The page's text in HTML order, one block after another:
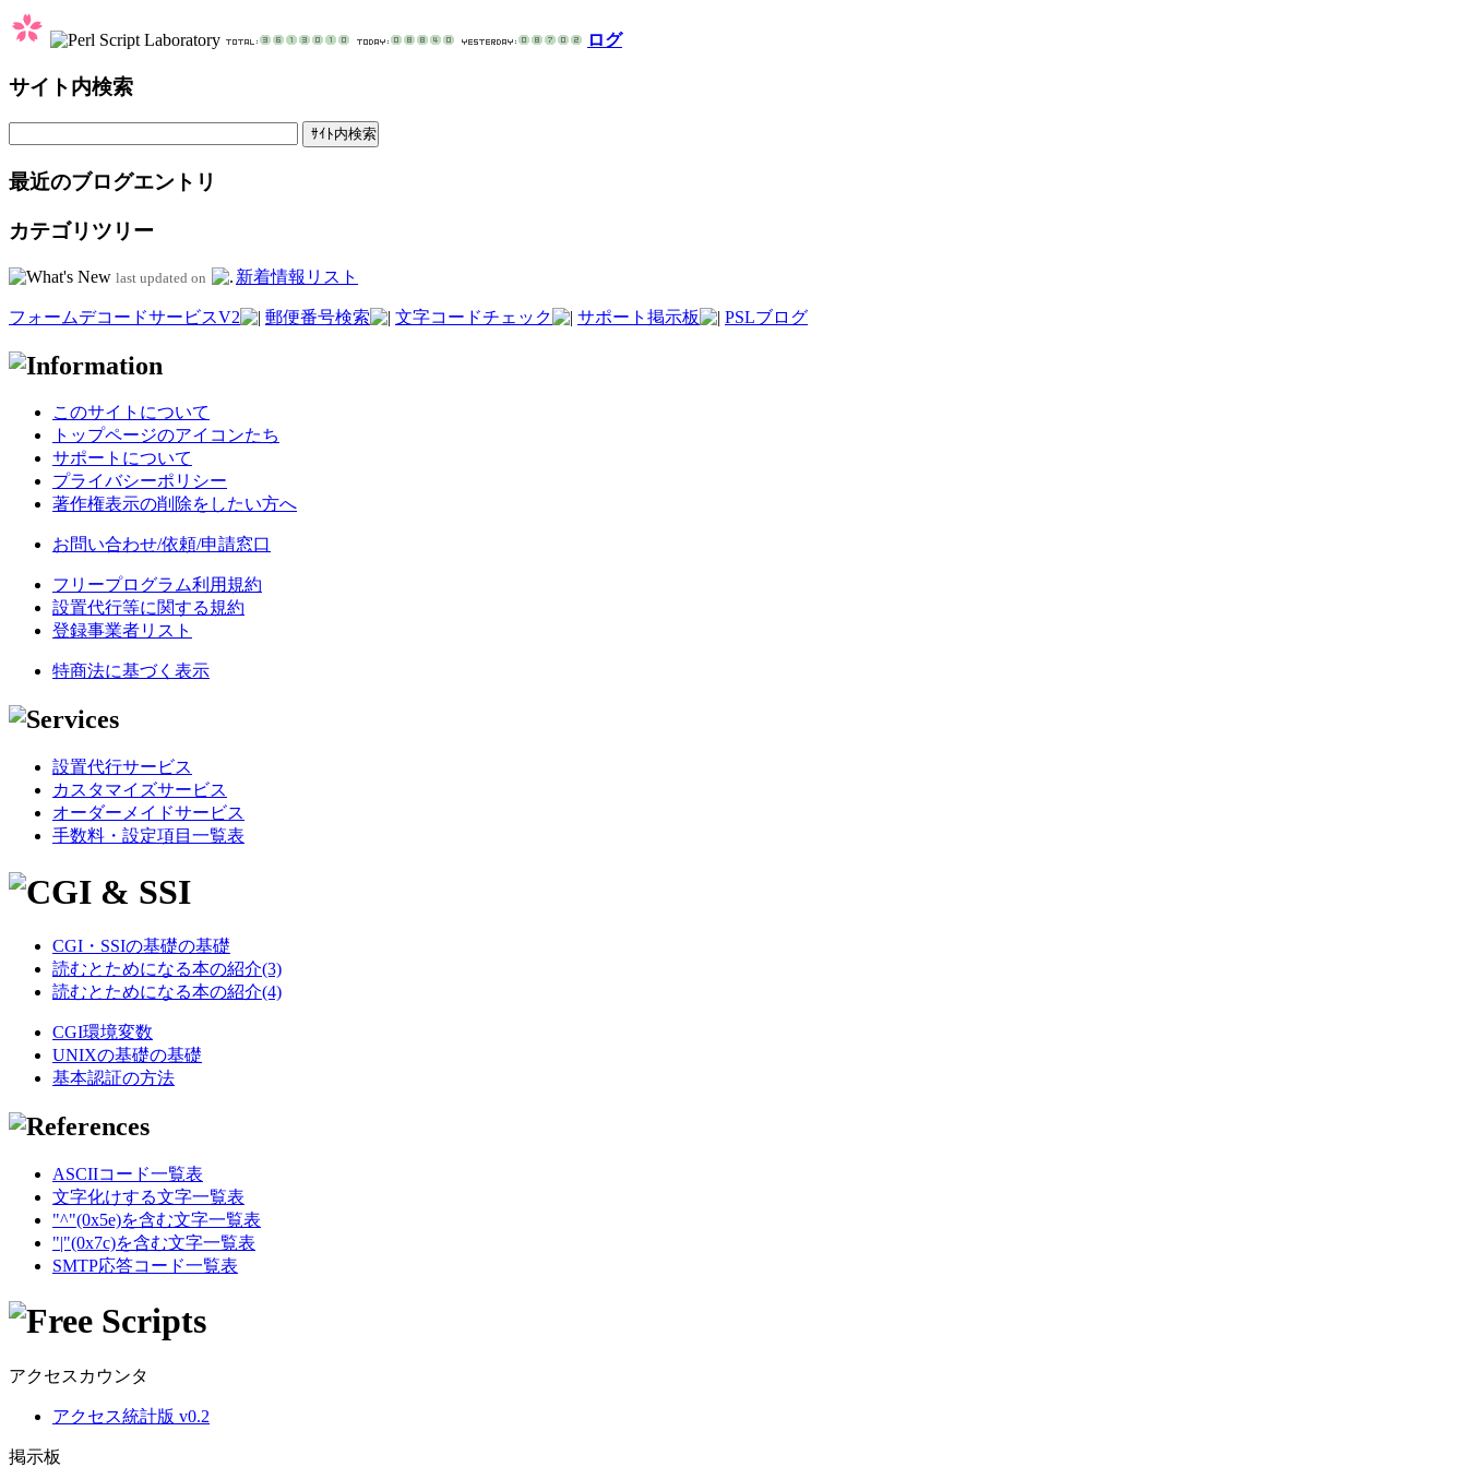
ログ
サイト内検索
最近のブログエントリ
カテゴリツリー
last updated on 新着情報リスト
フォームデコードサービスV2 郵便番号検索 文字コードチェック サポート掲示板 PSLブログ
このサイトについて
トップページのアイコンたち
サポートについて
プライバシーポリシー
著作権表示の削除をしたい方へ
お問い合わせ/依頼/申請窓口
フリープログラム利用規約
設置代行等に関する規約
登録事業者リスト
特商法に基づく表示
設置代行サービス
カスタマイズサービス
オーダーメイドサービス
手数料・設定項目一覧表
CGI・SSIの基礎の基礎
読むとためになる本の紹介(3)
読むとためになる本の紹介(4)
CGI環境変数
UNIXの基礎の基礎
基本認証の方法
ASCIIコード一覧表
文字化けする文字一覧表
"^"(0x5e)を含む文字一覧表
"|"(0x7c)を含む文字一覧表
SMTP応答コード一覧表
アクセスカウンタ
アクセス統計版 v0.2
掲示板